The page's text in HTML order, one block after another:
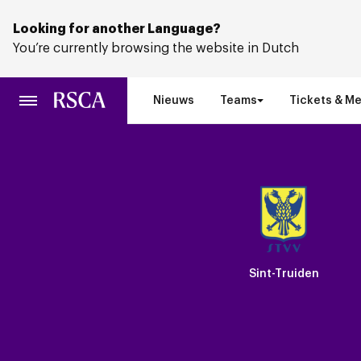
naar
hoofdinhoud
Looking for another Language?
You’re currently browsing the website in Dutch
Nieuws Teams Tickets &
Sint-Truiden